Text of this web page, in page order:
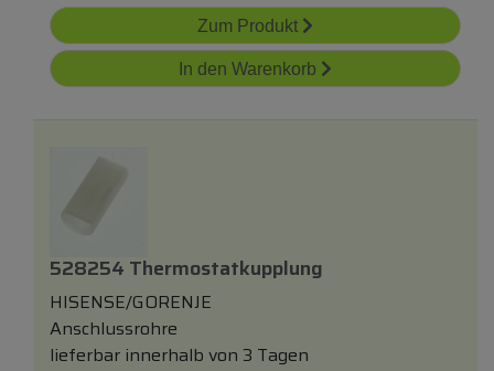
Zum Produkt
In den Warenkorb
528254 Thermostatkupplung
HISENSE/GORENJE
Anschlussrohre
lieferbar innerhalb von 3 Tagen